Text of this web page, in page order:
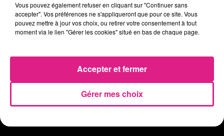
Eclipse Solaire du 12 août : où voir ce phénomène en Lorraine ?
31 juillet 2026
Chalets de Noël solidaires : la ville de Metz lance un appel à...
Vosges : les feux d’artifice de Gérardmer sont annulés
Vous pouvez également refuser en cliquant sur "Continuer sans
accepter". Vos préférences ne s'appliqueront que pour ce site. Vous
pouvez mettre à jour vos choix, ou retirer votre consentement à tout
moment via le lien "Gérer les cookies" situé en bas de chaque page.
Gérer mes choix
Accepter et fermer